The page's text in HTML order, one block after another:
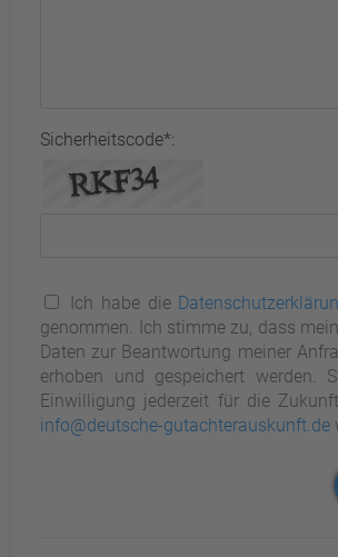
Sicherheitscode*:
Ich habe die
genommen. Ich stimme zu, dass
Daten zur Beantwortung meiner
erhoben und gespeichert werden.
Einwilligung jederzeit für die
info@deutsche-gutachterauskunft.de